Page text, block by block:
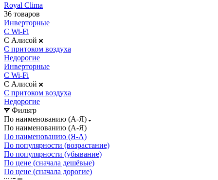
Royal Clima
36 товаров
Инверторные
С Wi-Fi
С Алисой
С притоком воздуха
Недорогие
Инверторные
С Wi-Fi
С Алисой
С притоком воздуха
Недорогие
Фильтр
По наименованию (А-Я)
По наименованию (А-Я)
По наименованию (Я-А)
По популярности (возрастание)
По популярности (убывание)
По цене (сначала дешёвые)
По цене (сначала дорогие)